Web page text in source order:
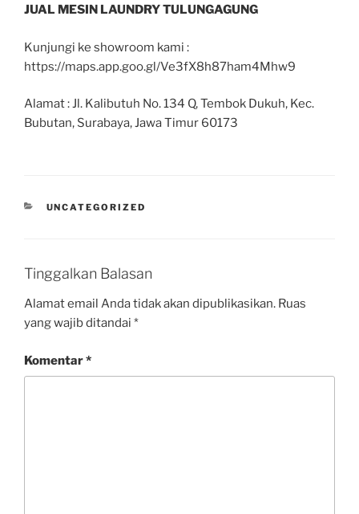
JUAL MESIN LAUNDRY TULUNGAGUNG
Kunjungi ke showroom kami :
https://maps.app.goo.gl/Ve3fX8h87ham4Mhw9
Alamat : Jl. Kalibutuh No. 134 Q, Tembok Dukuh, Kec.
Bubutan, Surabaya, Jawa Timur 60173
UNCATEGORIZED
Tinggalkan Balasan
Alamat email Anda tidak akan dipublikasikan. Ruas
yang wajib ditandai *
Komentar*